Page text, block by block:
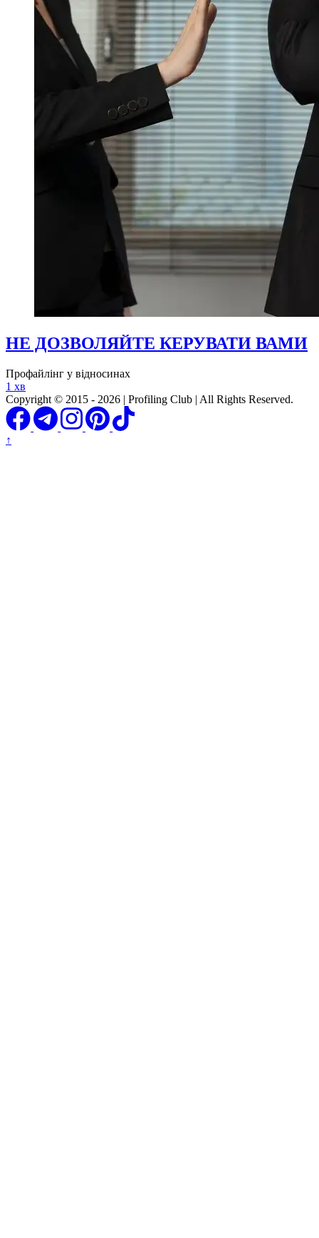
НЕ ДОЗВОЛЯЙТЕ КЕРУВАТИ ВАМИ
Профайлінг у відносинах
1 хв
Copyright © 2015 - 2026 | Profiling Club | All Rights Reserved.
↑